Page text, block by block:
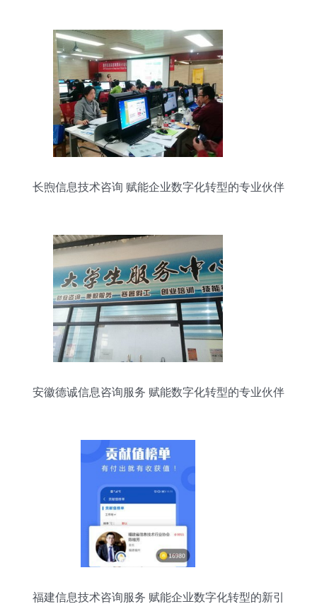
长煦信息技术咨询 赋能企业数字化转型的专业伙伴
安徽德诚信息咨询服务 赋能数字化转型的专业伙伴
福建信息技术咨询服务 赋能企业数字化转型的新引